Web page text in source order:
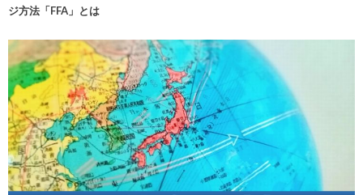
ジ方法「FFA」とは